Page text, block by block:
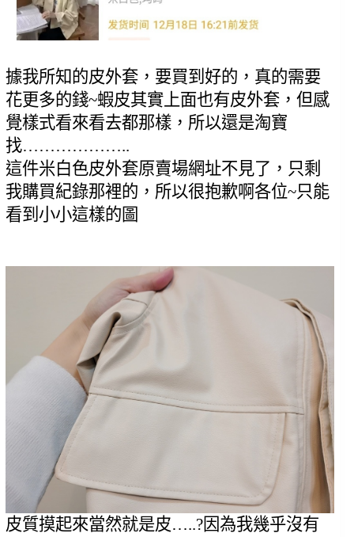
據我所知的皮外套，要買到好的，真的需要
花更多的錢~蝦皮其實上面也有皮外套，但感
覺樣式看來看去都那樣，所以還是淘寶
找………………..
這件米白色皮外套原賣場網址不見了，只剩
我購買紀錄那裡的，所以很抱歉啊各位~只能
看到小小這樣的圖
皮質摸起來當然就是皮…..?因為我幾乎沒有